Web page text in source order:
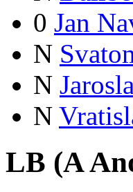
0 Jan
N
N
N
LB (A